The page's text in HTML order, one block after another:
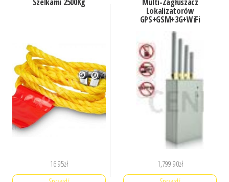
16.95zł
Lokalizatorów
GPS+GSM+3G+WiFi
1,799.90zł